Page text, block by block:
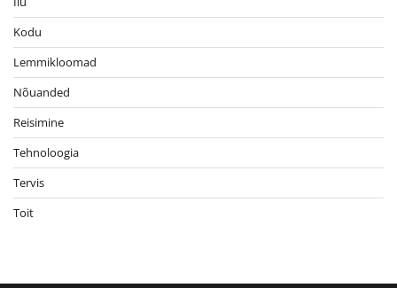
Kodu
Lemmikloomad
Nõuanded
Reisimine
Tehnoloogia
Tervis
Toit